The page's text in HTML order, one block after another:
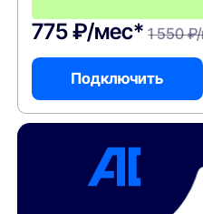
775 ₽/мес* 1 550
Подключить